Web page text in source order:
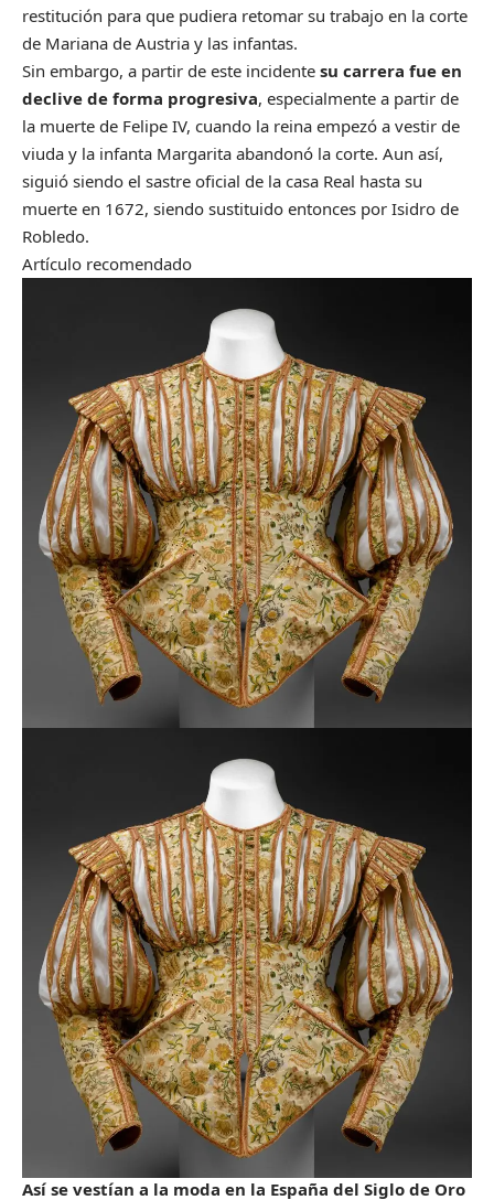
restitución para que pudiera retomar su trabajo en la corte
de Mariana de Austria y las infantas.
Sin embargo, a partir de este incidente su carrera fue en
declive de forma progresiva, especialmente a partir de
la muerte de Felipe IV, cuando la reina empezó a vestir de
viuda y la infanta Margarita abandonó la corte. Aun así,
siguió siendo el sastre oficial de la casa Real hasta su
muerte en 1672, siendo sustituido entonces por Isidro de
Robledo.
Artículo recomendado
Así se vestían a la moda en la España del Siglo de Oro